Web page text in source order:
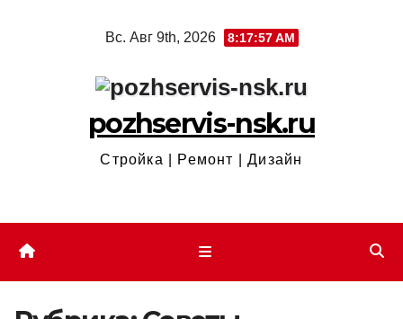
Вс. Авг 9th, 2026 8:17:58 AM
pozhservis-nsk.ru
Стройка | Ремонт | Дизайн